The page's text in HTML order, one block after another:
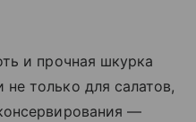
и прочная шкурка
только для салатов,
—